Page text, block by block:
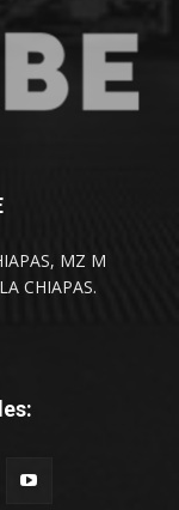
MZ M
CHIAPAS.